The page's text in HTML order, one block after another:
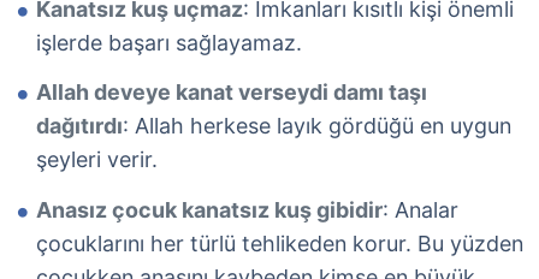
Kanatsız kuş uçmaz: İmkanları kısıtlı kişi önemli
işlerde başarı sağlayamaz.
Allah deveye kanat verseydi damı taşı
dağıtırdı: Allah herkese layık gördüğü en uygun
şeyleri verir.
Anasız çocuk kanatsız kuş gibidir: Analar
çocuklarını her türlü tehlikeden korur. Bu yüzden